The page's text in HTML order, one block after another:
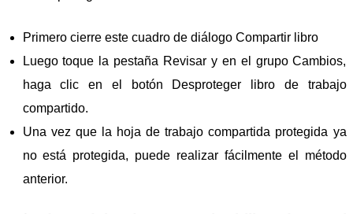
Primero cierre este cuadro de diálogo Compartir libro
Luego toque la pestaña Revisar y en el grupo Cambios,
haga clic en el botón Desproteger libro de trabajo
compartido.
Una vez que la hoja de trabajo compartida protegida ya
no está protegida, puede realizar fácilmente el método
anterior.